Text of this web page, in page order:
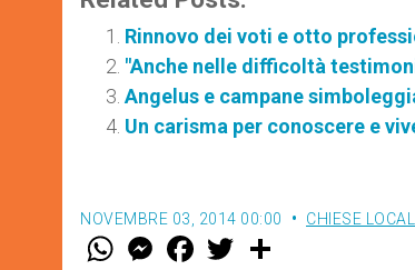
Rinnovo dei voti e otto
"Anche nelle difficoltà
Angelus e campane
Un carisma per conoscere e
NOVEMBRE 03, 2014 00:00 CHIESE LOCALI
W M
e
F
a w